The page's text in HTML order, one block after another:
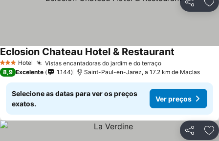
Partilhar
3 EstrelasHotel Vistas encantadoras do jardim e do terraço
Eclosion Chateau Hotel & Restaurant
8,9 Excelente 1.144 Saint-Paul-en-Jarez, a 17.2 km de Maclas
Selecione as datas para ver os preços
exatos.
Ver preços
Partilhar